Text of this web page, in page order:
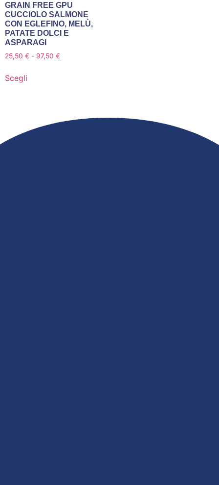
GRAIN FREE GPU
CUCCIOLO SALMONE
CON EGLEFINO, MELÙ,
PATATE DOLCI E
ASPARAGI
25,50 € - 97,50 €
Scegli